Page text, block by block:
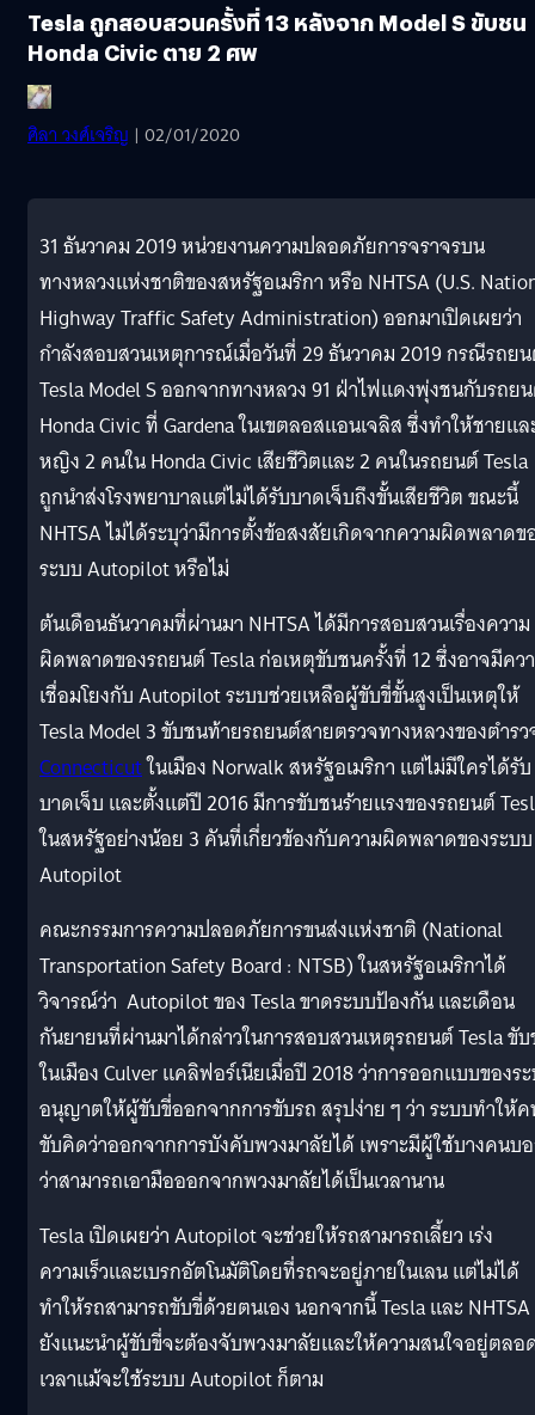
Tesla ถูกสอบสวนครั้งที่ 13 หลังจาก Model S ขับชน
Honda Civic ตาย 2 ศพ
ศิลา วงศ์เจริญ | 02/01/2020
31 ธันวาคม 2019 หน่วยงานความปลอดภัยการจราจรบน
ทางหลวงแห่งชาติของสหรัฐอเมริกา หรือ NHTSA (U.S.
Highway Traffic Safety Administration) ออกมาเปิดเผยว่า
กำลังสอบสวนเหตุการณ์เมื่อวันที่ 29 ธันวาคม 2019 กรณีรถย
Tesla Model S ออกจากทางหลวง 91 ฝ่าไฟแดงพุ่งชนกับรถย
Honda Civic ที่ Gardena ในเขตลอสแอนเจลิส ซึ่งทำให้ชายแ
หญิง 2 คนใน Honda Civic เสียชีวิตและ 2 คนในรถยนต์ Tesla
ถูกนำส่งโรงพยาบาลแต่ไม่ได้รับบาดเจ็บถึงขั้นเสียชีวิต ขณะนี้
NHTSA ไม่ได้ระบุว่ามีการตั้งข้อสงสัยเกิดจากความผิดพลาดข
ระบบ Autopilot หรือไม่
ต้นเดือนธันวาคมที่ผ่านมา NHTSA ได้มีการสอบสวนเรื่องความ
ผิดพลาดของรถยนต์ Tesla ก่อเหตุขับชนครั้งที่ 12 ซึ่งอาจมีคว
เชื่อมโยงกับ Autopilot ระบบช่วยเหลือผู้ขับขี่ขั้นสูงเป็นเหตุให้
Tesla Model 3 ขับชนท้ายรถยนต์สายตรวจทางหลวงของตำร
Connecticutในเมือง Norwalk สหรัฐอเมริกา แต่ไม่มีใครได้รับ
บาดเจ็บ และตั้งแต่ปี 2016 มีการขับชนร้ายแรงของรถยนต์
ในสหรัฐอย่างน้อย 3 คันที่เกี่ยวข้องกับความผิดพลาดของระบบ
Autopilot
คณะกรรมการความปลอดภัยการขนส่งแห่งชาติ (National
Transportation Safety Board : NTSB) ในสหรัฐอเมริกาได้
วิจารณ์ว่า Autopilot ของ Tesla ขาดระบบป้องกัน และเดือน
กันยายนที่ผ่านมาได้กล่าวในการสอบสวนเหตุรถยนต์ Tesla ขั
ในเมือง Culver แคลิฟอร์เนียเมื่อปี 2018 ว่าการออกแบบของร
อนุญาตให้ผู้ขับขี่ออกจากการขับรถ สรุปง่าย ๆ ว่า ระบบทำให้
ขับคิดว่าออกจากการบังคับพวงมาลัยได้ เพราะมีผู้ใช้บางคนบ
ว่าสามารถเอามือออกจากพวงมาลัยได้เป็นเวลานาน
Tesla เปิดเผยว่า Autopilot จะช่วยให้รถสามารถเลี้ยว เร่ง
ความเร็วและเบรกอัตโนมัติโดยที่รถจะอยู่ภายในเลน แต่ไม่ได้
ทำให้รถสามารถขับขี่ด้วยตนเอง นอกจากนี้ Tesla และ NHTSA
ยังแนะนำผู้ขับขี่จะต้องจับพวงมาลัยและให้ความสนใจอยู่ตลอ
เวลาแม้จะใช้ระบบ Autopilot ก็ตาม